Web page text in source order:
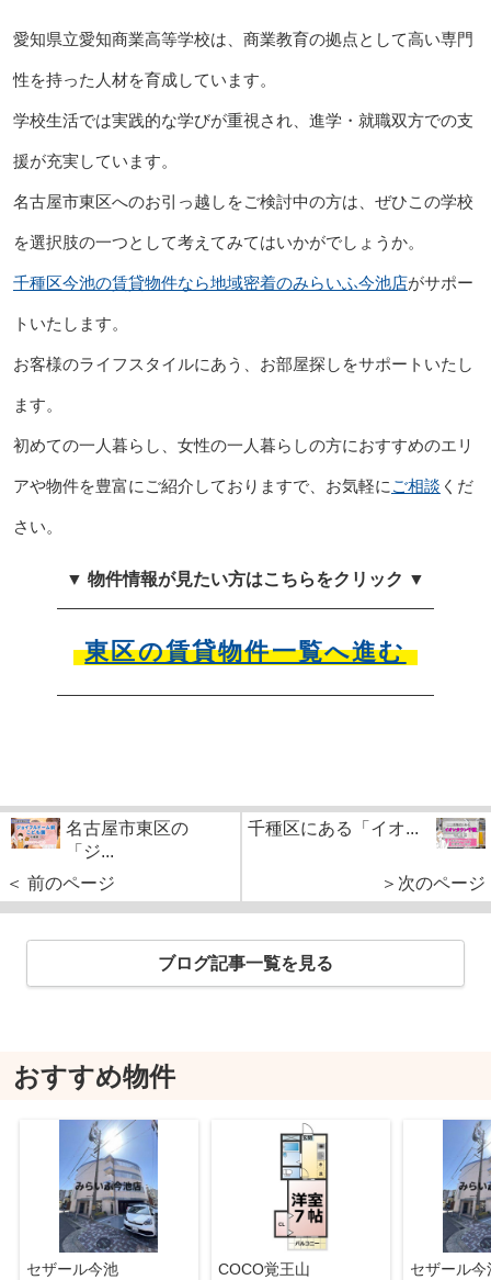
愛知県立愛知商業高等学校は、商業教育の拠点として高い専門
性を持った人材を育成しています。
学校生活では実践的な学びが重視され、進学・就職双方での支
援が充実しています。
名古屋市東区へのお引っ越しをご検討中の方は、ぜひこの学校
を選択肢の一つとして考えてみてはいかがでしょうか。
千種区今池の賃貸物件なら地域密着のみらいふ今池店がサポー
トいたします。
お客様のライフスタイルにあう、お部屋探しをサポートいたし
ます。
初めての一人暮らし、女性の一人暮らしの方におすすめのエリ
アや物件を豊富にご紹介しておりますで、お気軽に ご相談 くだ
さい。
▼ 物件情報が見たい方はこちらをクリック ▼
東区の賃貸物件一覧へ進む
名古屋市東区の
「ジ...
＜ 前のページ
千種区にある「イオ...
＞次のページ
ブログ記事一覧を見る
おすすめ物件
セザール今池
COCO覚王山
セザール今